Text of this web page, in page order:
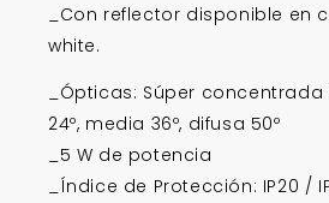
_Con reflector disponible en
white.
_Ópticas: Súper
24º, media 36º, difusa 50º
_5 W de potencia
_Índice de Protección: IP20 /